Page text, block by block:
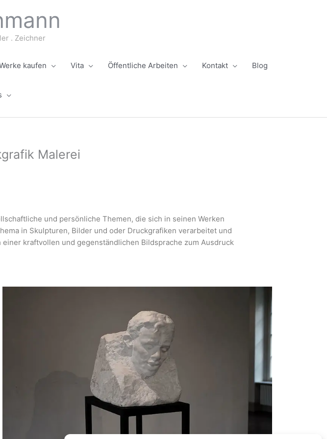
. Zeichner
kaufen Vita Öffentliche Arbeiten Kontakt Blog
Malerei
und persönliche Themen, die sich in seinen Werken
in Skulpturen, Bilder und oder Druckgrafiken verarbeitet und
kraftvollen und gegenständlichen Bildsprache zum Ausdruck